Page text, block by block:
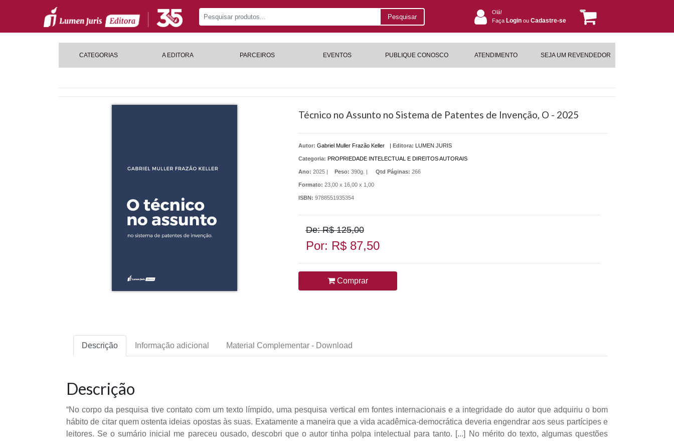
Pesquisar
Olá!
Faça Login ou Cadastre-se
CATEGORIAS A EDITORA PARCEIROS EVENTOS PUBLIQUE CONOSCO ATENDIMENTO SEJA UM REVENDEDOR
Técnico no Assunto no Sistema de Patentes de Invenção, O - 2025
Autor: Gabriel Muller Frazão Keller | Editora: LUMEN JURIS
Categoria: PROPRIEDADE INTELECTUAL E DIREITOS AUTORAIS
Ano: 2025 | Peso: 390g. | Qtd Páginas: 266
Formato: 23,00 x 16,00 x 1,00
ISBN: 9788551935354
De: R$ 125,00
Por: R$ 87,50
Comprar
Descrição Informação adicional Material Complementar - Download
Descrição
“No corpo da pesquisa tive contato com um texto límpido, uma pesquisa vertical em fontes internacionais e a integridade do autor que adquiriu o bom
hábito de citar quem ostenta ideias opostas às suas. Exatamente a maneira que a vida acadêmica-democrática deveria engendrar aos seus partícipes e
leitores. Se o sumário inicial me pareceu ousado, descobri que o autor tinha polpa intelectual para tanto. [...] No mérito do texto, algumas questões